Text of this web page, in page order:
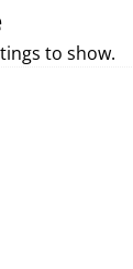
to show.